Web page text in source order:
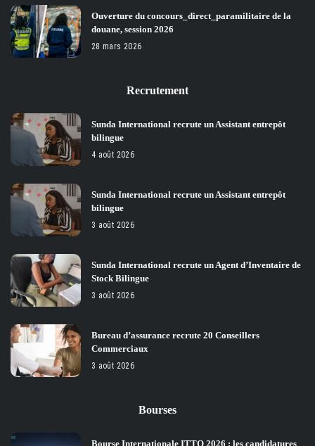
Ouverture du concours_direct_paramilitaire de la
douane, session 2026
28 mars 2026
Recrutement
Sunda International recrute un Assistant entrepôt
bilingue
4 août 2026
Sunda International recrute un Assistant entrepôt
bilingue
3 août 2026
Sunda International recrute un Agent d’Inventaire de
Stock Bilingue
3 août 2026
Bureau d’assurance recrute 20 Conseillers
Commerciaux
3 août 2026
Bourses
Bourse Internationale ITTO 2026 : les candidatures